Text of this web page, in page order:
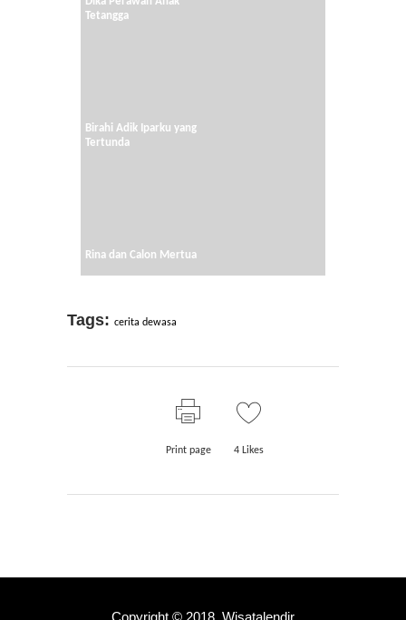
Tetangga
Birahi Adik Iparku yang
Tertunda
Rina dan Calon Mertua
Tags: cerita dewasa
Print page 4Likes
Copyright © 2018. Wisatalendir